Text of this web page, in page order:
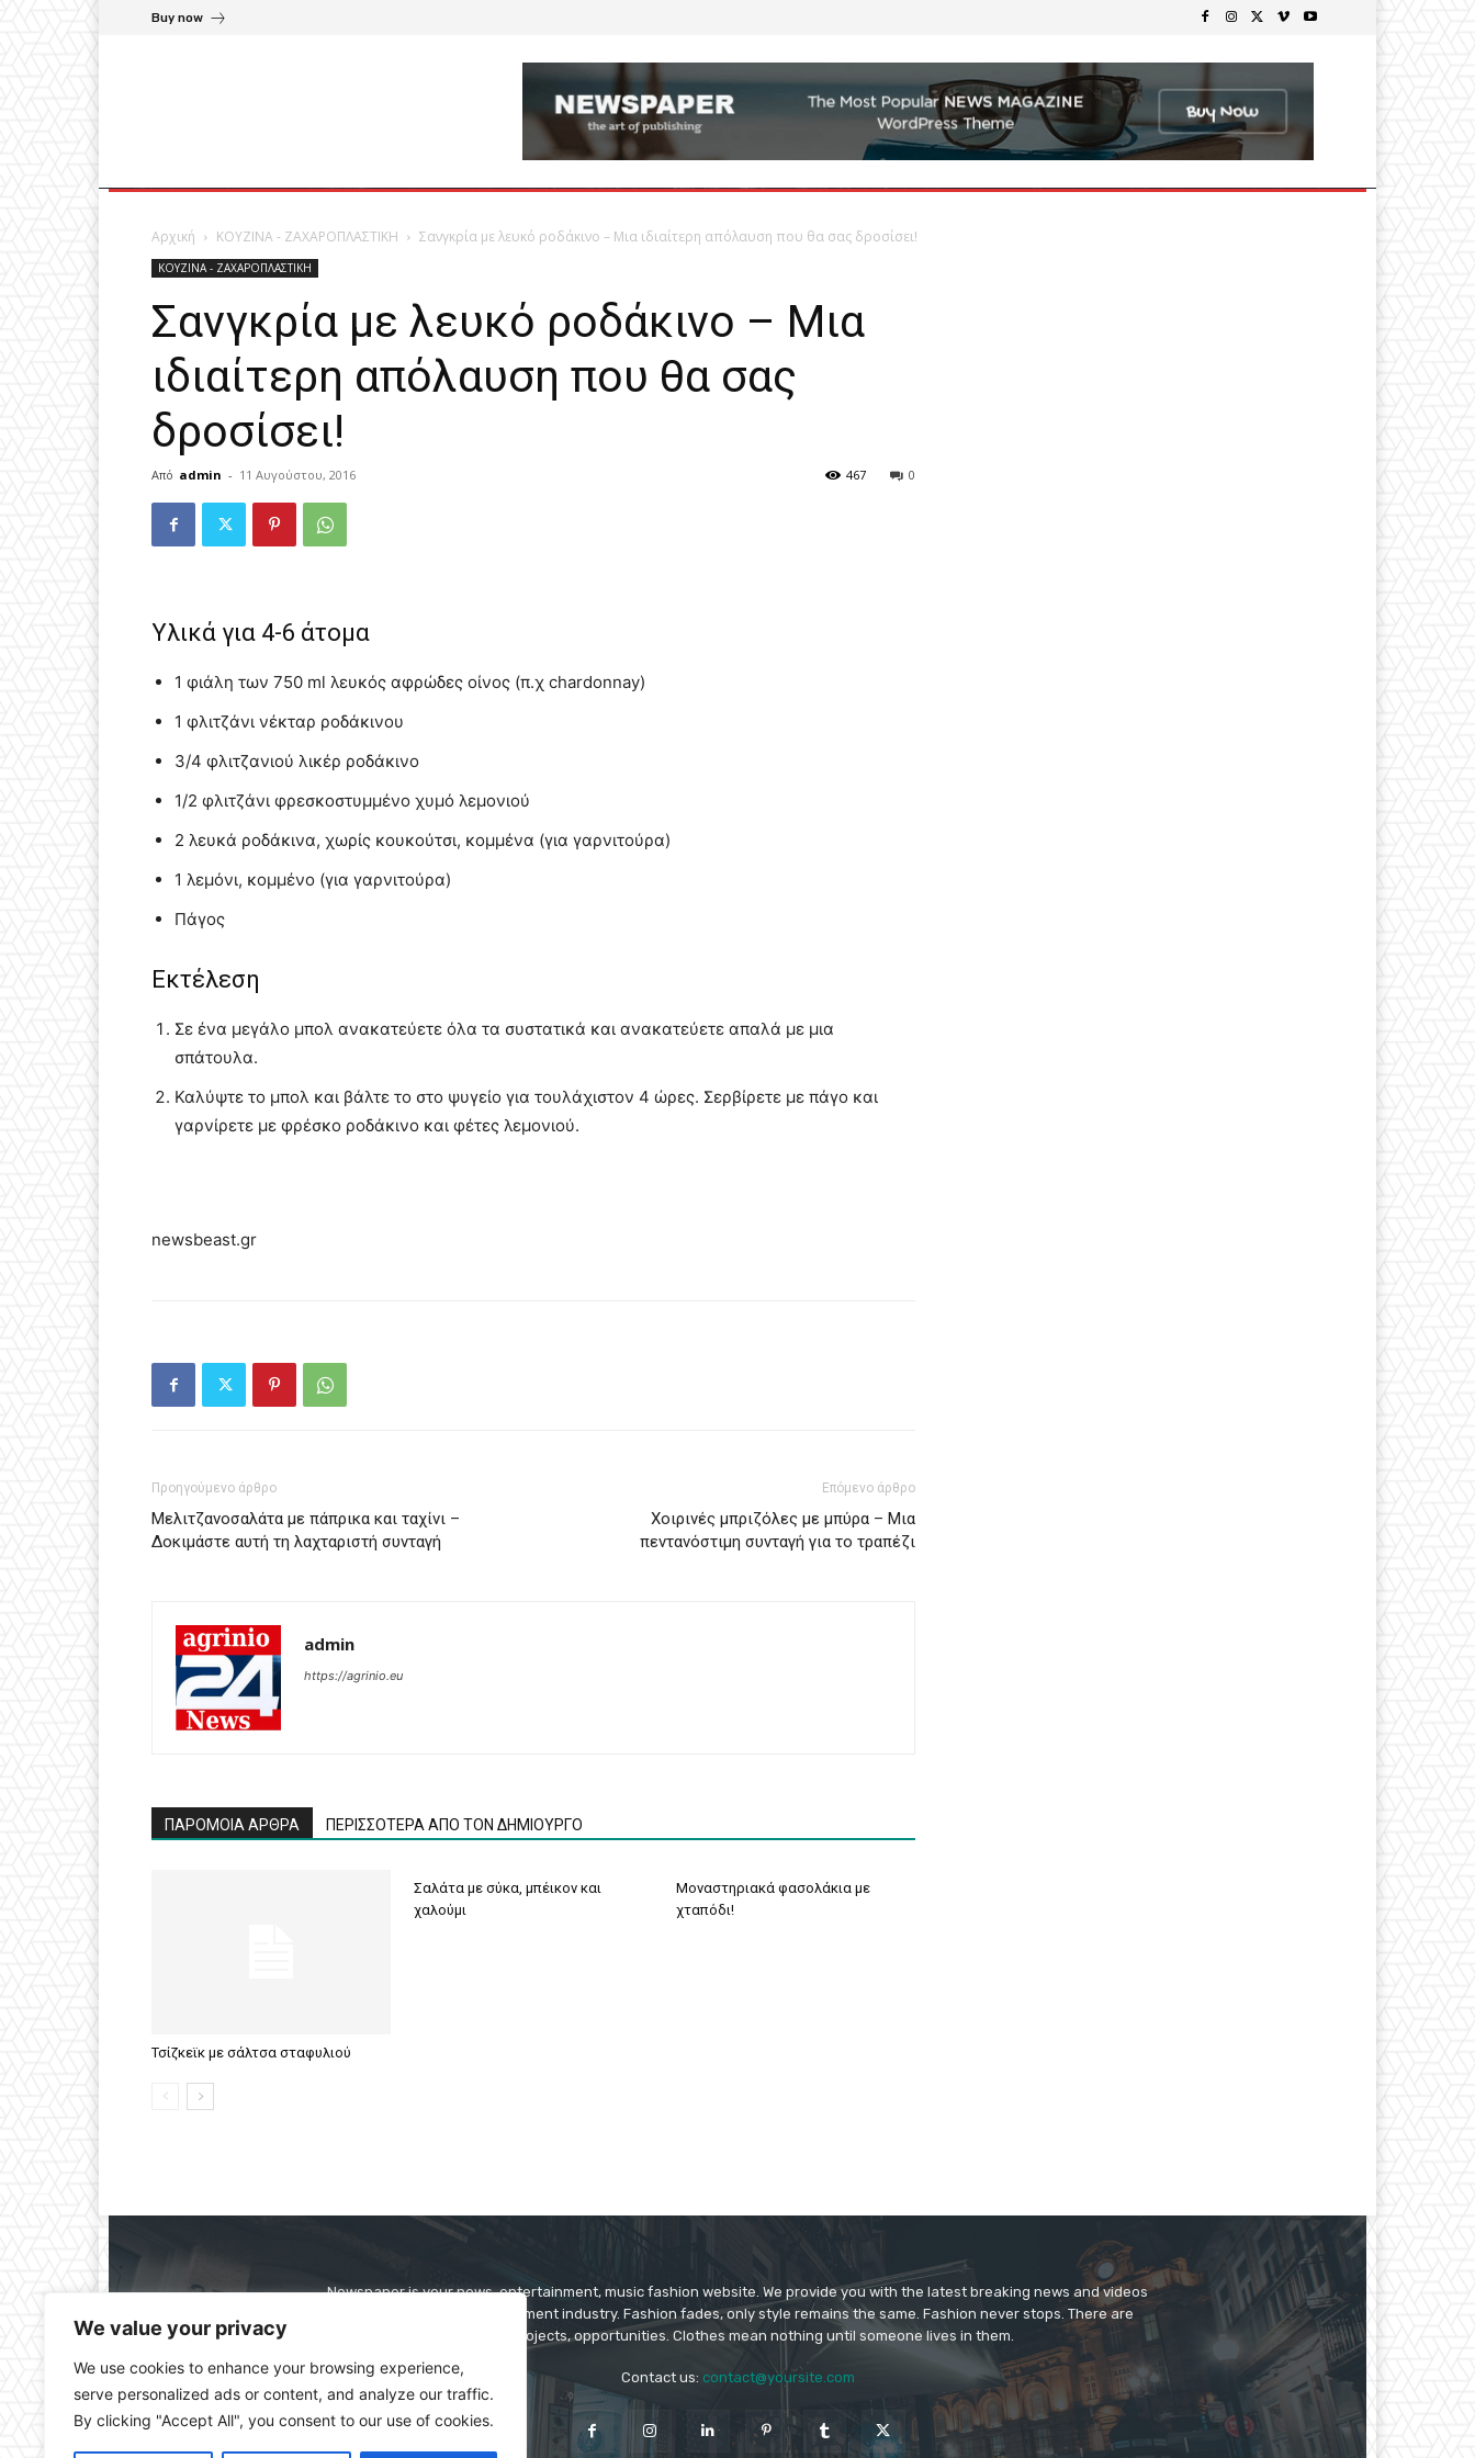
We value your privacy
We use cookies to enhance your browsing experience,
serve personalized ads or content, and analyze our traffic.
By clicking "Accept All", you consent to our use of cookies.
Buy now
Αρχική ΚΟΥΖΙΝΑ - ΖΑΧΑΡΟΠΛΑΣΤΙΚΗ Σανγκρία με λευκό ροδάκινο – Μια ιδιαίτερη απόλαυση που θα σας δροσίσει!
ΚΟΥΖΙΝΑ - ΖΑΧΑΡΟΠΛΑΣΤΙΚΗ
Σανγκρία με λευκό ροδάκινο – Μια
ιδιαίτερη απόλαυση που θα σας
δροσίσει!
Από admin - 11 Αυγούστου, 2016 0
467
Υλικά για 4-6 άτομα
1 φιάλη των 750 ml λευκός αφρώδες οίνος (π.χ chardonnay)
1 φλιτζάνι νέκταρ ροδάκινου
3/4 φλιτζανιού λικέρ ροδάκινο
1/2 φλιτζάνι φρεσκοστυμμένο χυμό λεμονιού
2 λευκά ροδάκινα, χωρίς κουκούτσι, κομμένα (για γαρνιτούρα)
1 λεμόνι, κομμένο (για γαρνιτούρα)
Πάγος
Εκτέλεση
Σε ένα μεγάλο μπολ ανακατεύετε όλα τα συστατικά και ανακατεύετε απαλά με μια
σπάτουλα.
Καλύψτε το μπολ και βάλτε το στο ψυγείο για τουλάχιστον 4 ώρες. Σερβίρετε με πάγο και
γαρνίρετε με φρέσκο ροδάκινο και φέτες λεμονιού.
newsbeast.gr
Προηγούμενο άρθρο
Μελιτζανοσαλάτα με πάπρικα και ταχίνι –
Δοκιμάστε αυτή τη λαχταριστή συνταγή
Επόμενο άρθρο
Χοιρινές μπριζόλες με μπύρα – Μια
πεντανόστιμη συνταγή για το τραπέζι
admin
https://agrinio.eu
ΠΑΡΟΜΟΙΑ ΑΡΘΡΑ ΠΕΡΙΣΣΟΤΕΡΑ ΑΠΟ ΤΟΝ ΔΗΜΙΟΥΡΓΟ
Τσίζκεϊκ με σάλτσα σταφυλιού
Σαλάτα με σύκα, μπέικον και
χαλούμι
Μοναστηριακά φασολάκια με
χταπόδι!
Newspaper is your news, entertainment, music fashion website. We provide you with the latest breaking news and videos
straight from the entertainment industry. Fashion fades, only style remains the same. Fashion never stops. There are
always projects, opportunities. Clothes mean nothing until someone lives in them.
Contact us: contact@yoursite.com